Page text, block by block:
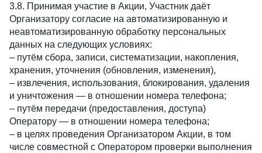
3.8. Принимая участие в Акции, Участник даёт
Организатору согласие на автоматизированную и
неавтоматизированную обработку персональных
данных на следующих условиях:
– путём сбора, записи, систематизации, накопления,
хранения, уточнения (обновления, изменения),
– извлечения, использования, блокирования, удаления
и уничтожения — в отношении номера телефона;
– путём передачи (предоставления, доступа)
Оператору — в отношении номера телефона;
– в целях проведения Организатором Акции, в том
числе совместной с Оператором проверки выполнения